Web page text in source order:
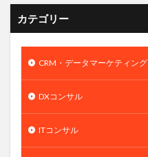
カテゴリー
CRM・データマーケティング
DXコンサル
ITコンサル